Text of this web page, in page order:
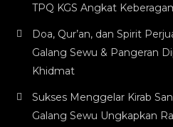
TPQ KGS Angkat
Doa, Qur’an, dan Spirit
Galang Sewu & Pangeran
Khidmat
Sukses Menggelar Kirab
Galang Sewu Ungkapkan